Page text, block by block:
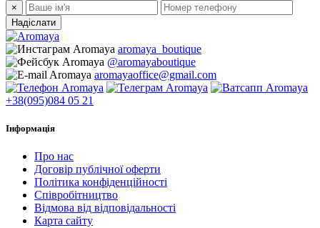
×
Надіслати
aromaya_boutique
@aromayaboutique
aromayaoffice@gmail.com
+38(095)084 05 21
Інформація
Про нас
Договір публічної оферти
Політика конфіденційності
Співробітництво
Відмова від відповідальності
Карта сайту